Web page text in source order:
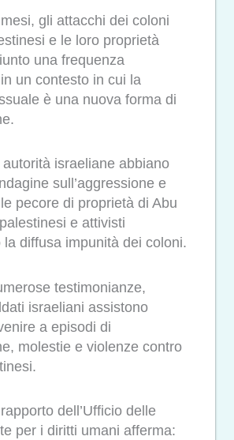
gli attacchi dei coloni
e le loro proprietà
una frequenza
un contesto in cui la
è una nuova forma di
israeliane abbiano
sull’aggressione e
pecore di proprietà di Abu
e attivisti
la diffusa impunità dei coloni.
testimonianze,
israeliani assistono
a episodi di
molestie e violenze contro
dell’Ufficio delle
per i diritti umani afferma: